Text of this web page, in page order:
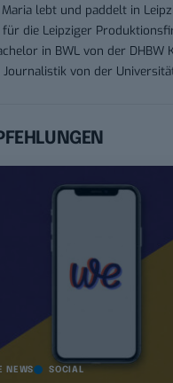
Maria lebt und paddelt in
die Leipziger
in BWL von der DHBW
Journalistik von der
NEWS SOCIAL